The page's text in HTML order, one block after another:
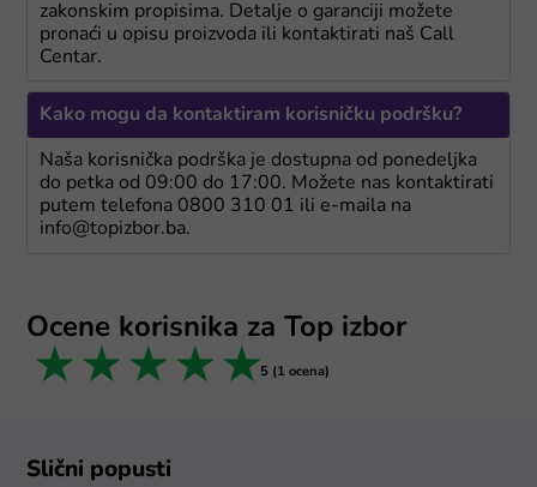
zakonskim propisima. Detalje o garanciji možete
pronaći u opisu proizvoda ili kontaktirati naš Call
Centar.
Kako mogu da kontaktiram korisničku podršku?
Naša korisnička podrška je dostupna od ponedeljka
do petka od 09:00 do 17:00. Možete nas kontaktirati
putem telefona 0800 310 01 ili e-maila na
info@topizbor.ba.
Ocene korisnika za Top izbor
5 stars
4 stars
3 stars
2 stars
1 star 5 (1 ocena)
Slični popusti